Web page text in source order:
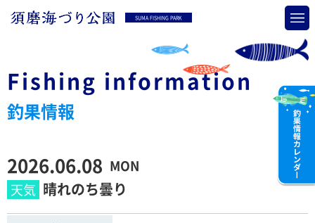
SUMA FISHING PARK
Fishing information
釣果情報
2026.06.08 MON
晴れのち曇り